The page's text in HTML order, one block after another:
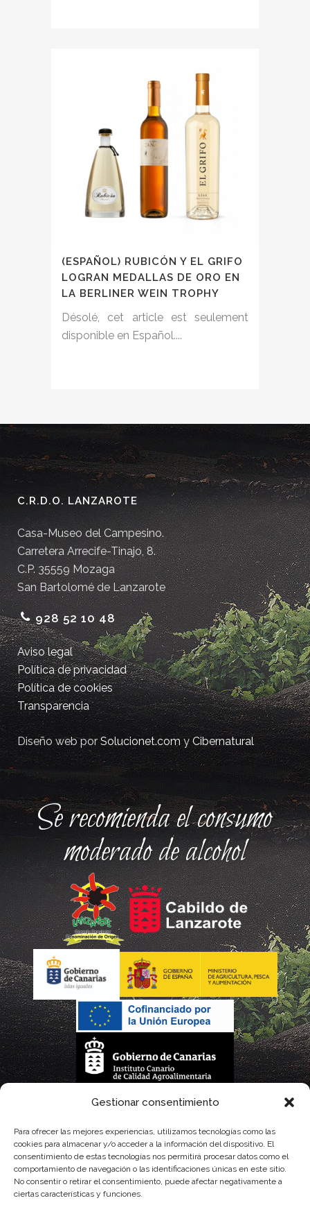
Gestionar consentimiento
Para ofrecer las mejores experiencias, utilizamos tecnologías como las
cookies para almacenar y/o acceder a la información del dispositivo. El
consentimiento de estas tecnologías nos permitirá procesar datos como el
comportamiento de navegación o las identificaciones únicas en este sitio.
No consentir o retirar el consentimiento, puede afectar negativamente a
ciertas características y funciones.
(ESPAÑOL) RUBICÓN Y EL GRIFO
LOGRAN MEDALLAS DE ORO EN
LA BERLINER WEIN TROPHY
Désolé, cet article est seulement
disponible en Español....
C.R.D.O. LANZAROTE
Casa-Museo del Campesino.
Carretera Arrecife-Tinajo, 8.
C.P. 35559 Mozaga
San Bartolomé de Lanzarote
928 52 10 48
Aviso legal
Política de privacidad
Política de cookies
Transparencia
Diseño web porSolucionet.comyCibernatural
Se recomienda el consumo
moderado de alcohol
La gestión de la DOP Lanzarote realizada por este Consejo Regulador es financiada,
con fondos provenientes del presupuesto de gastos del Instituto Canario de
Calidad Agroalimentaria